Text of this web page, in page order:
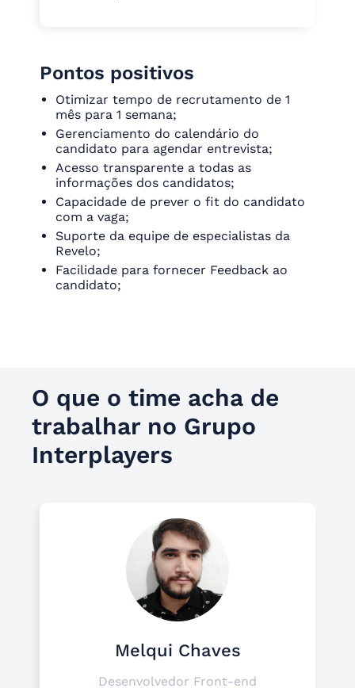
Pontos positivos
Otimizar tempo de recrutamento de 1
mês para 1 semana;
Gerenciamento do calendário do
candidato para agendar entrevista;
Acesso transparente a todas as
informações dos candidatos;
Capacidade de prever o fit do candidato
com a vaga;
Suporte da equipe de especialistas da
Revelo;
Facilidade para fornecer Feedback ao
candidato;
O que o time acha de
trabalhar no Grupo
Interplayers
Melqui Chaves
Desenvolvedor Front-end